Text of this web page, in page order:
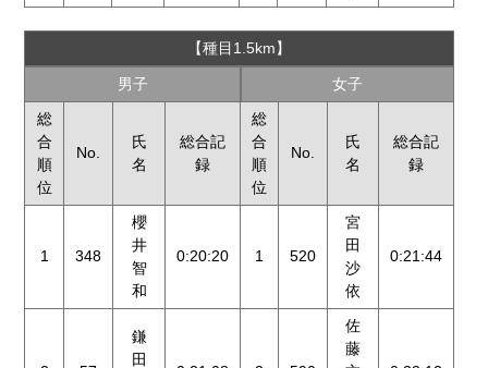
【種目1.5km】
男子
女子
総
合
順
位
No.
氏
名
総合記
録
総
合
順
位
No.
氏
名
総合記
録
1 348
櫻
井
智
和
0:20:20 1 520
宮
田
沙
依
0:21:44
鎌
田
佐
藤